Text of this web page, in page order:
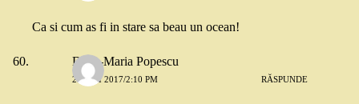
Ca si cum as fi in stare sa beau un ocean!
Dana-Maria Popescu
26 MAI 2017/2:10 PM RĂSPUNDE